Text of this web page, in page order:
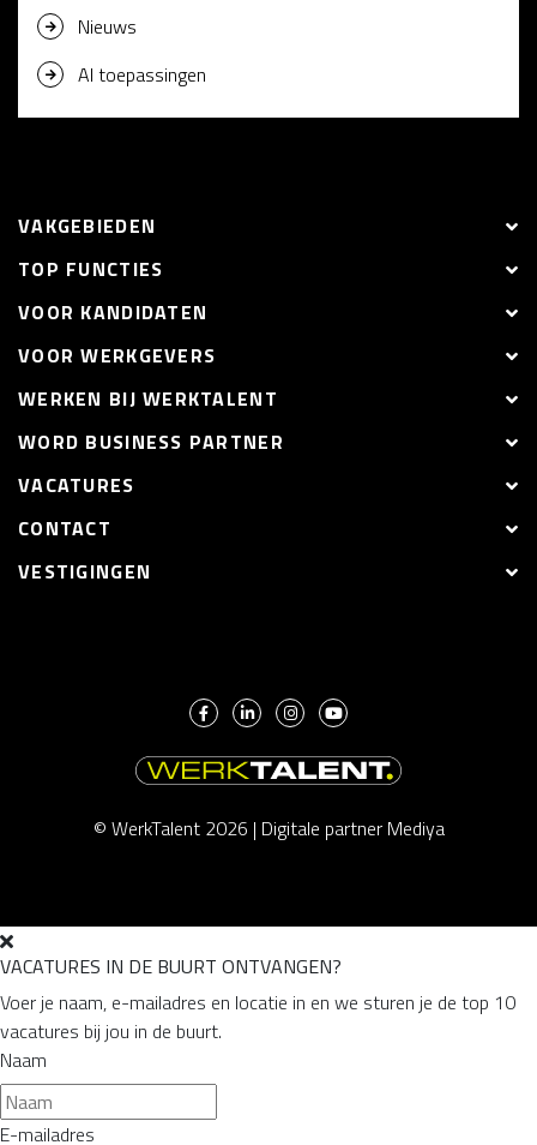
Nieuws
AI toepassingen
VAKGEBIEDEN
TOP FUNCTIES
VOOR KANDIDATEN
VOOR WERKGEVERS
WERKEN BIJ WERKTALENT
WORD BUSINESS PARTNER
VACATURES
CONTACT
VESTIGINGEN
© WerkTalent 2026 | Digitale partner Mediya
VACATURES IN DE BUURT ONTVANGEN?
Voer je naam, e-mailadres en locatie in en we sturen je de top 10
vacatures bij jou in de buurt.
Naam
E-mailadres